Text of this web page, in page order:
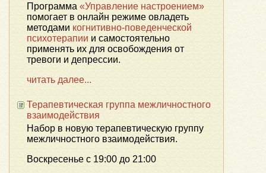
Программа «Управление настроением»
помогает в онлайн режиме овладеть
методами когнитивно-поведенческой
психотерапии и самостоятельно
применять их для освобождения от
тревоги и депрессии.
читать далее...
Терапевтическая группа межличностного
взаимодействия
Набор в новую терапевтическую группу
межличностного взаимодействия.
Воскресенье с 19:00 до 21:00